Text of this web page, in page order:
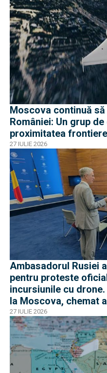
Moscova continuă
României: Un grup
proximitatea
27 IULIE 2026
Ambasadorul Rusiei
pentru proteste
incursiunile cu
la Moscova, chemat
27 IULIE 2026